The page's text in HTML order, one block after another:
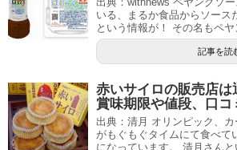
いる、まるか食品からソース
という情報が！ その名もペヤ
記事を読
赤いサイロの販売店は
賞味期限や値段、口コ
出典：清月 オリンピック、
がもぐもぐタイムにて食べて
になっています。 清月さんと